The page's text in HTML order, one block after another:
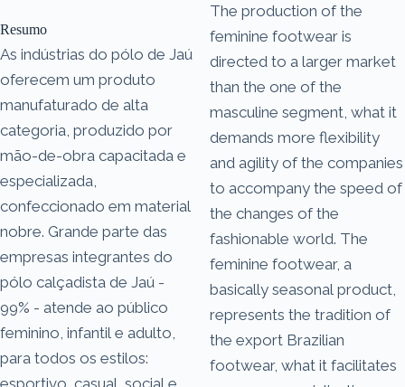
Resumo
As indústrias do pólo de Jaú
oferecem um produto
manufaturado de alta
categoria, produzido por
mão-de-obra capacitada e
especializada,
confeccionado em material
nobre. Grande parte das
empresas integrantes do
pólo calçadista de Jaú -
99% - atende ao público
feminino, infantil e adulto,
para todos os estilos:
esportivo, casual, social e
The production of the
feminine footwear is
directed to a larger market
than the one of the
masculine segment, what it
demands more flexibility
and agility of the companies
to accompany the speed of
the changes of the
fashionable world. The
feminine footwear, a
basically seasonal product,
represents the tradition of
the export Brazilian
footwear, what it facilitates